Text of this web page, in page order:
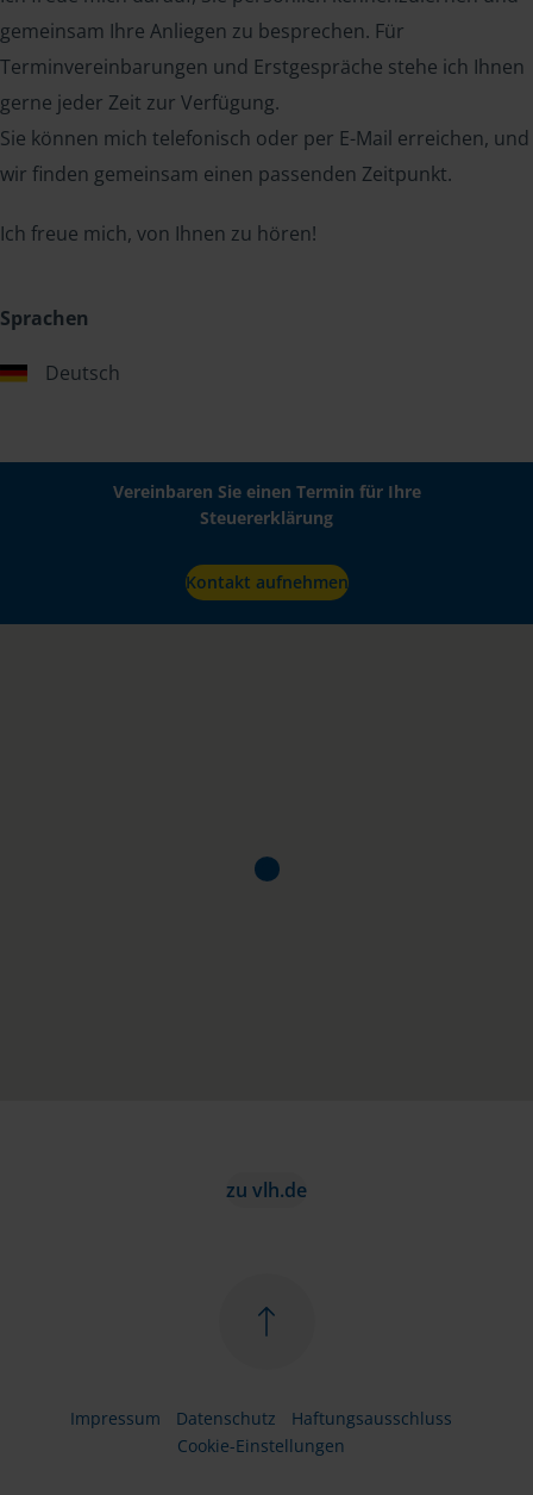
gemeinsam Ihre Anliegen zu besprechen. Für
Terminvereinbarungen und Erstgespräche stehe ich Ihnen
gerne jeder Zeit zur Verfügung.
Sie können mich telefonisch oder per E-Mail erreichen, und
wir finden gemeinsam einen passenden Zeitpunkt.
Ich freue mich, von Ihnen zu hören!
Sprachen
Deutsch
Vereinbaren Sie einen Termin für Ihre
Steuererklärung
Kontakt aufnehmen
zu vlh.de
Impressum Datenschutz
Haftungsausschluss
Cookie-Einstellungen